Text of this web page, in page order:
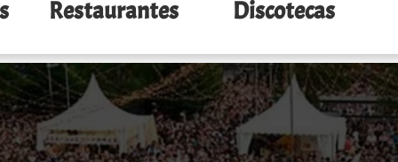
Restaurantes Discotecas